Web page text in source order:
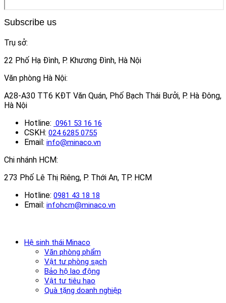
Subscribe us
Trụ sở:
22 Phố Hạ Đình, P. Khương Đình, Hà Nội
Văn phòng Hà Nội:
A28-A30 TT6 KĐT Văn Quán, Phố Bạch Thái Bưởi, P. Hà Đông,
Hà Nội
Hotline: 0961 53 16 16
CSKH: 024 6285 0755
Email: info@minaco.vn
Chi nhánh HCM:
273 Phố Lê Thị Riêng, P. Thới An, TP. HCM
Hotline: 0981 43 18 18
Email: infohcm@minaco.vn
Hệ sinh thái Minaco
Văn phòng phẩm
Vật tư phòng sạch
Bảo hộ lao động
Vật tư tiêu hao
Quà tặng doanh nghiệp